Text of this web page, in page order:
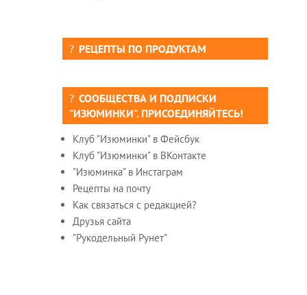
РЕЦЕПТЫ ПО ПРОДУКТАМ
СООБЩЕСТВА И ПОДПИСКИ
"ИЗЮМИНКИ". ПРИСОЕДИНЯЙТЕСЬ!
Клуб "Изюминки" в Фейсбук
Клуб "Изюминки" в ВКонтакте
"Изюминка" в Инстаграм
Рецепты на почту
Как связаться с редакцией?
Друзья сайта
"Рукодельный Рунет"